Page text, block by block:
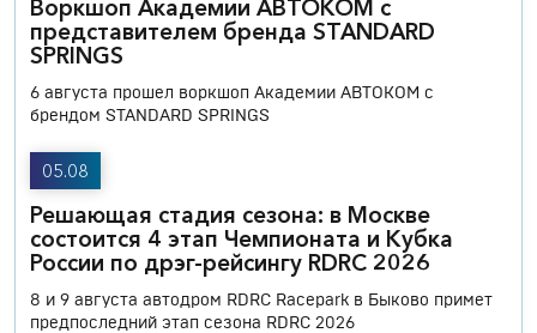
Воркшоп Академии АВТОКОМ с
представителем бренда STANDARD
SPRINGS
6 августа прошел воркшоп Академии АВТОКОМ с
брендом STANDARD SPRINGS
05.08
Решающая стадия сезона: в Москве
состоится 4 этап Чемпионата и Кубка
России по дрэг-рейсингу RDRC 2026
8 и 9 августа автодром RDRC Racepark в Быково примет
предпоследний этап сезона RDRC 2026